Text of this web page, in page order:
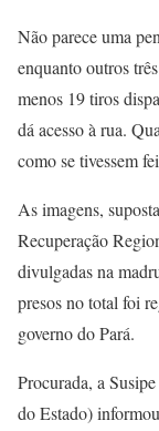
Não parece uma
enquanto outros
menos 19 tiros
dá acesso à rua.
como se tivessem
As imagens,
Recuperação
divulgadas na
presos no total foi
governo do Pará.
Procurada, a
do Estado)